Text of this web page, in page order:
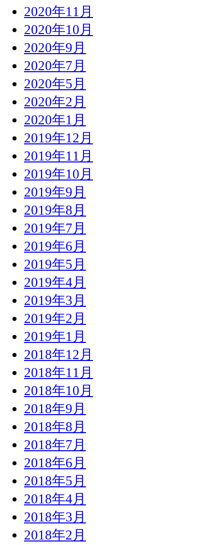
2020年11月
2020年10月
2020年9月
2020年7月
2020年5月
2020年2月
2020年1月
2019年12月
2019年11月
2019年10月
2019年9月
2019年8月
2019年7月
2019年6月
2019年5月
2019年4月
2019年3月
2019年2月
2019年1月
2018年12月
2018年11月
2018年10月
2018年9月
2018年8月
2018年7月
2018年6月
2018年5月
2018年4月
2018年3月
2018年2月